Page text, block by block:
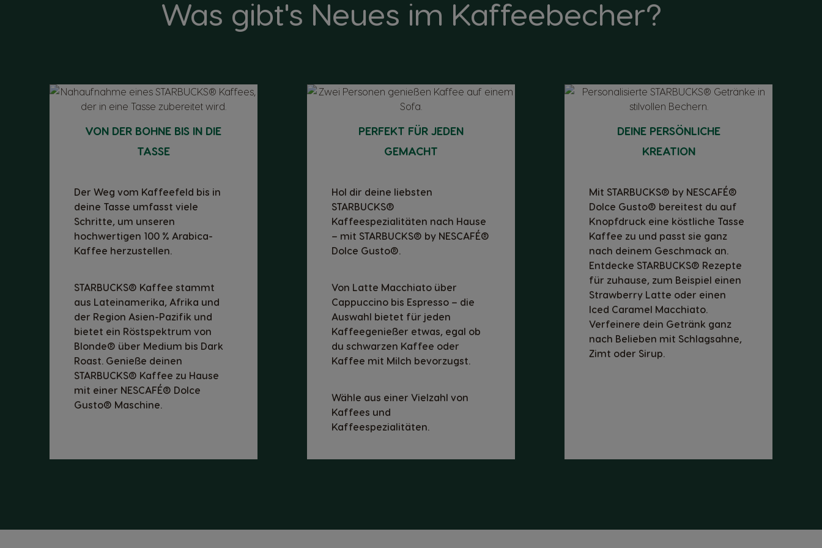
Was gibt's Neues im Kaffeebecher?
VON DER BOHNE BIS IN DIE
TASSE
Der Weg vom Kaffeefeld bis in
deine Tasse umfasst viele
Schritte, um unseren
hochwertigen 100 % Arabica-
Kaffee herzustellen.
STARBUCKS® Kaffee stammt
aus Lateinamerika, Afrika und
der Region Asien-Pazifik und
bietet ein Röstspektrum von
Blonde® über Medium bis Dark
Roast. Genieße deinen
STARBUCKS® Kaffee zu Hause
mit einer NESCAFÉ® Dolce
Gusto® Maschine.
PERFEKT FÜR JEDEN
GEMACHT
Hol dir deine liebsten
STARBUCKS®
Kaffeespezialitäten nach Hause
– mit STARBUCKS® by NESCAFÉ®
Dolce Gusto®.
Von Latte Macchiato über
Cappuccino bis Espresso – die
Auswahl bietet für jeden
Kaffeegenießer etwas, egal ob
du schwarzen Kaffee oder
Kaffee mit Milch bevorzugst.
Wähle aus einer Vielzahl von
Kaffees und
Kaffeespezialitäten.
DEINE PERSÖNLICHE
KREATION
Mit STARBUCKS® by NESCAFÉ®
Dolce Gusto® bereitest du auf
Knopfdruck eine köstliche Tasse
Kaffee zu und passt sie ganz
nach deinem Geschmack an.
Entdecke STARBUCKS® Rezepte
für zuhause, zum Beispiel einen
Strawberry Latte oder einen
Iced Caramel Macchiato.
Verfeinere dein Getränk ganz
nach Belieben mit Schlagsahne,
Zimt oder Sirup.